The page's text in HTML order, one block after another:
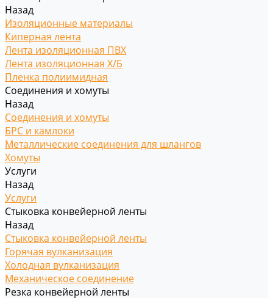
Назад
Изоляционные материалы
Киперная лента
Лента изоляционная ПВХ
Лента изоляционная Х/Б
Пленка полиимидная
Соединения и хомуты
Назад
Соединения и хомуты
БРС и камлоки
Металлические соединения для шлангов
Хомуты
Услуги
Назад
Услуги
Стыковка конвейерной ленты
Назад
Стыковка конвейерной ленты
Горячая вулканизация
Холодная вулканизация
Механическое соединение
Резка конвейерной ленты